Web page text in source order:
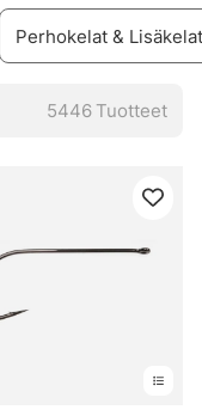
Perhokelat & Lisäkelat
5446 Tuotteet